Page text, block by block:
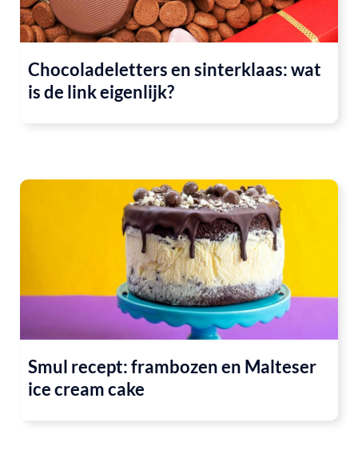
Chocoladeletters en sinterklaas: wat
is de link eigenlijk?
Smul recept: frambozen en Malteser
ice cream cake